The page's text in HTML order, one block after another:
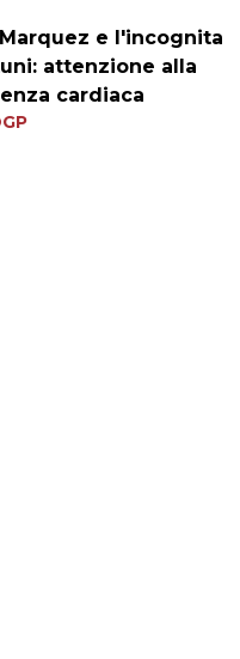
e l'incognita
attenzione alla
cardiaca